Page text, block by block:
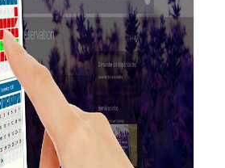
et découverte
info tourisme